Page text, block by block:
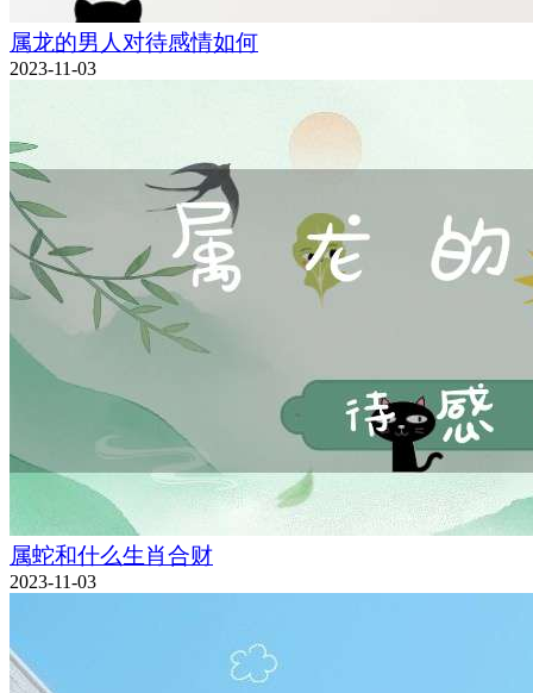
属龙的男人对待感情如何
2023-11-03
属蛇和什么生肖合财
2023-11-03